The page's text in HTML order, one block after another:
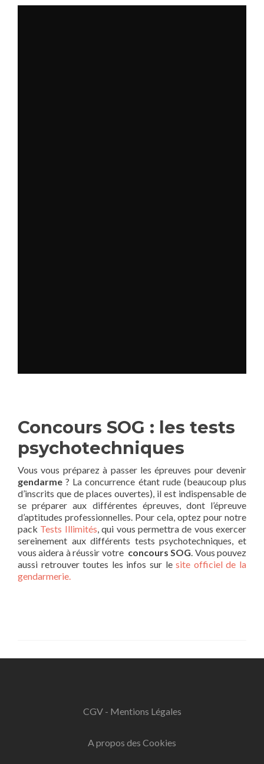
Concours SOG : les tests
psychotechniques
Vous vous préparez à passer les épreuves pour devenir
gendarme ? La concurrence étant rude (beaucoup plus
d’inscrits que de places ouvertes), il est indispensable de
se préparer aux différentes épreuves, dont l’épreuve
d’aptitudes professionnelles. Pour cela, optez pour notre
pack Tests Illimités , qui vous permettra de vous exercer
sereinement aux différents tests psychotechniques, et
vous aidera à réussir votre concours SOG . Vous pouvez
aussi retrouver toutes les infos sur lesite officiel de la
gendarmerie.
CGV - Mentions Légales
A propos des Cookies